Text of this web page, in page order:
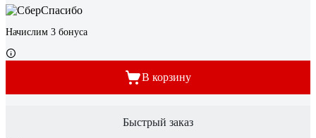
Начислим 3 бонуса
В корзину
Быстрый заказ